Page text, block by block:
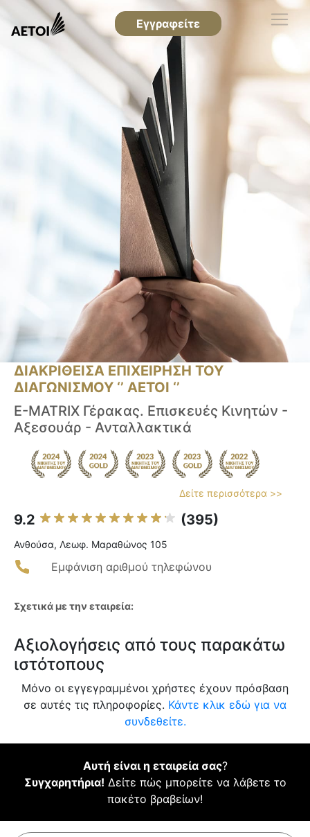
Εγγραφείτε
ΔΙΑΚΡΙΘΕΙΣΑ ΕΠΙΧΕΙΡΗΣΗ ΤΟΥ
ΔΙΑΓΩΝΙΣΜΟΥ ‘’ ΑΕΤΟΙ ‘’
E-MATRIX Γέρακας. Επισκευές Κινητών -
Αξεσουάρ - Ανταλλακτικά
Δείτε περισσότερα >>
9.2 (395)
Ανθούσα, Λεωφ. Μαραθώνος 105
Εμφάνιση αριθμού τηλεφώνου
Σχετικά με την εταιρεία:
Αξιολογήσεις από τους παρακάτω
ιστότοπους
Μόνο οι εγγεγραμμένοι χρήστες έχουν πρόσβαση
σε αυτές τις πληροφορίες. Κάντε κλικ εδώ για να
συνδεθείτε.
Αυτή είναι η εταιρεία σας?
Συγχαρητήρια! Δείτε πώς μπορείτε να λάβετε το
πακέτο βραβείων!